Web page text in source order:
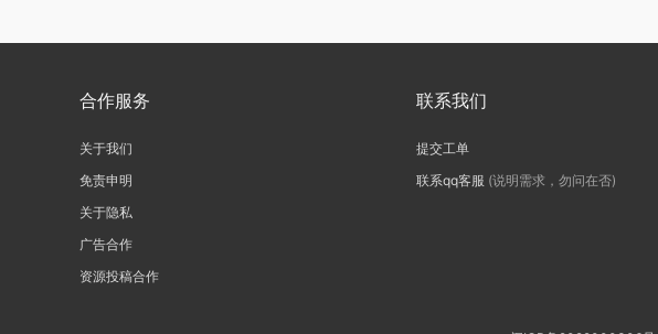
合作服务
关于我们
免责申明
关于隐私
广告合作
资源投稿合作
联系我们
提交工单
联系qq客服 (说明需求，勿问在否)